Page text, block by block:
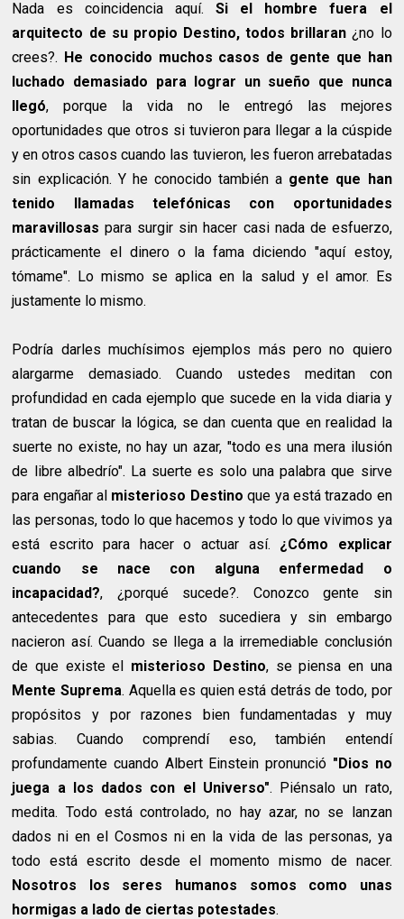
Nada es coincidencia aquí. Si el hombre fuera el
arquitecto de su propio Destino, todos brillaran¿no lo
crees?. He conocido muchos casos de gente que han
luchado demasiado para lograr un sueño que nunca
llegó, porque la vida no le entregó las mejores
oportunidades que otros si tuvieron para llegar a la cúspide
y en otros casos cuando las tuvieron, les fueron arrebatadas
sin explicación. Y he conocido también a gente que han
tenido llamadas telefónicas con oportunidades
maravillosaspara surgir sin hacer casi nada de esfuerzo,
prácticamente el dinero o la fama diciendo "aquí estoy,
tómame". Lo mismo se aplica en la salud y el amor. Es
justamente lo mismo.
Podría darles muchísimos ejemplos más pero no quiero
alargarme demasiado. Cuando ustedes meditan con
profundidad en cada ejemplo que sucede en la vida diaria y
tratan de buscar la lógica, se dan cuenta que en realidad la
suerte no existe, no hay un azar, "todo es una mera ilusión
de libre albedrío". La suerte es solo una palabra que sirve
para engañar al misterioso Destino que ya está trazado en
las personas, todo lo que hacemos y todo lo que vivimos ya
está escrito para hacer o actuar así. ¿Cómo explicar
cuando se nace con alguna enfermedad o
incapacidad?, ¿porqué sucede?. Conozco gente sin
antecedentes para que esto sucediera y sin embargo
nacieron así. Cuando se llega a la irremediable conclusión
de que existe el misterioso Destino, se piensa en una
Mente Suprema. Aquella es quien está detrás de todo, por
propósitos y por razones bien fundamentadas y muy
sabias. Cuando comprendí eso, también entendí
profundamente cuando Albert Einstein pronunció "Dios no
juega a los dados con el Universo". Piénsalo un rato,
medita. Todo está controlado, no hay azar, no se lanzan
dados ni en el Cosmos ni en la vida de las personas, ya
todo está escrito desde el momento mismo de nacer.
Nosotros los seres humanos somos como unas
hormigas a lado de ciertas potestades.